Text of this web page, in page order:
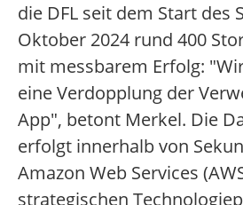
die DFL seit dem Start des
Oktober 2024 rund 400
mit messbarem Erfolg:
eine Verdopplung der
App", betont Merkel. Die
erfolgt innerhalb von
Amazon Web Services
strategischen